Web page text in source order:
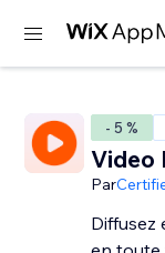
- 5 %
Video
Par
Diffusez